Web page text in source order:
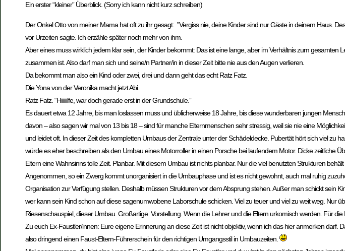
Ein erster “kleiner” Überblick. (Sorry ich kann nicht kurz schreiben)
Der Onkel Otto von meiner Mama hat oft zu ihr gesagt: ”Vergiss nie, deine Kinder sind nur Gäste in deinem Haus.
vor Urzeiten sagte. Ich erzähle später noch mehr von ihm.
Aber eines muss wirklich jedem klar sein, der Kinder bekommt: Das ist eine lange, aber im Verhältnis zum gesamten
zusammen ist. Also darf man sich und seine/n Partner/in in dieser Zeit bitte nie aus den Augen verlieren.
Da bekommt man also ein Kind oder zwei, drei und dann geht das echt Ratz Fatz.
Die Yona von der Veronika macht jetzt Abi.
Ratz Fatz. “Hiiiiiilfe, war doch gerade erst in der Grundschule.”
Es dauert etwa 12 Jahre, bis man loslassen muss und üblicherweise 18 Jahre, bis diese wunderbaren jungen
davon – also sagen wir mal von 13 bis 18 – sind für manche Elternmenschen sehr stressig, weil sie nie eine
und leidet oft. In dieser Zeit des kompletten Umbaus der Zentrale unter der Schädeldecke. Pubertät hört sich viel zu
würde es eher beschreiben als den Umbau eines Motorroller in einen Porsche bei laufendem Motor. Dicke zeitliche
Eltern eine Wahnsinns tolle Zeit. Planbar. Mit diesem Umbau ist nichts planbar. Nur die viel benutzten Strukturen
Angenommen, so ein Zwerg kommt unorganisiert in die Umbauphase und ist es nicht gewohnt, auch mal ruhig
Organisation zur Verfügung stellen. Deshalb müssen Strukturen vor dem Absprung stehen. Außer man schickt sein
wer kann sein Kind schon auf diese sagenumwobene Laborschule schicken. Viel zu teuer und viel zu weit weg. Nur
Riesenschauspiel, dieser Umbau. Großartige Vorstellung. Wenn die Lehrer und die Eltern urkomisch werden. Für die
Zu euch Ex-Faustler/innen: Eure eigene Erinnerung an diese Zeit ist nicht objektiv, wenn ich das hier anmerken darf.
also dringend einen Faust-Eltern-Führerschein für den richtigen Umgangsstil in Umbauzeiten.